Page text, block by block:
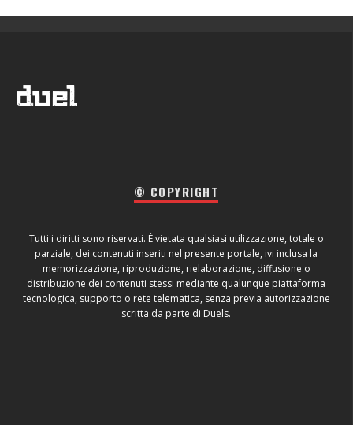
© COPYRIGHT
Tutti i diritti sono riservati. È vietata qualsiasi utilizzazione, totale o
parziale, dei contenuti inseriti nel presente portale, ivi inclusa la
memorizzazione, riproduzione, rielaborazione, diffusione o
distribuzione dei contenuti stessi mediante qualunque piattaforma
tecnologica, supporto o rete telematica, senza previa autorizzazione
scritta da parte di Duels.